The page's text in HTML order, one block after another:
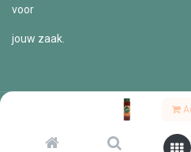
voor
jouw zaak.
Copyright ©
Nederlands